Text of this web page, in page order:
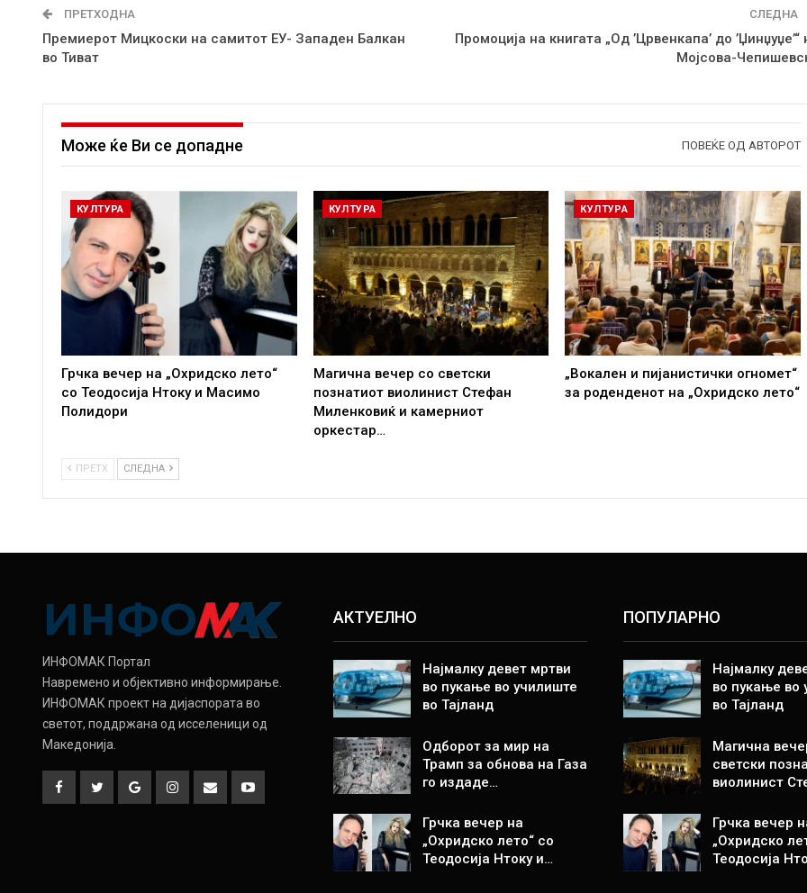
ПРЕТХОДНА
Премиерот Мицкоски на самитот ЕУ- Западен Балкан
во Тиват
СЛЕДНА
Промоција на книгата „Од ’Црвенкапа’ до ’Џинџуџе’“
Мојсова-
Може ќе Ви се допадне ПОВЕЌЕ ОД АВТОРОТ
КУЛТУРА
Грчка вечер на „Охридско лето“
со Теодосија Нтоку и Масимо
Полидори
КУЛТУРА
Магична вечер со светски
познатиот виолинист Стефан
Миленковиќ и камерниот
оркестар…
КУЛТУРА
„Вокален и пијанистички огномет“
за роденденот на „Охридско лето“
ПРЕТХ СЛЕДНА
ИНФОМАК Портал
Навремено и објективно информирање.
ИНФОМАК проект на дијаспората во
светот, поддржана од исселеници од
Македонија.
АКТУЕЛНО
Најмалку девет мртви
во пукање во училиште
во Тајланд
Одборот за мир на
Трамп за обнова на Газа
го издаде…
Грчка вечер на
„Охридско лето“ со
Теодосија Нтоку и…
ПОПУЛАРНО
Најмалку
во пукање во
во Тајланд
Магична
светски
виолинист
Грчка вечер
„Охридско
Теодосија